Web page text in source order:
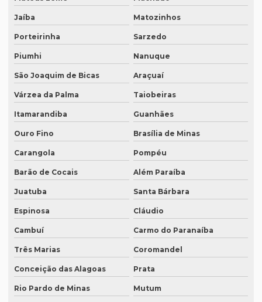
Empresa de tradutores juramentados em fortaleza
Empresa de transcrição de audio
Empresas especializadas em tradução
Empresas que fazem tradução
Empresas que fazem tradução juramentada
Empresas que prestam serviço de tradução
Empresas de tradução de artigos científicos em inglês
Empresas de tradução em curitiba
Empresas de tradução online
Empresas de tradução porto alegre
Empresas de transcrição
Empresas de transcrição de áudio para -texto
Equipamento para tradução simultanea
Jaíba Matozinhos
Porteirinha Sarzedo
Piumhi Nanuque
São Joaquim de Bicas Araçuaí
Várzea da Palma Taiobeiras
Itamarandiba Guanhães
Ouro Fino Brasília de Minas
Carangola Pompéu
Barão de Cocais Além Paraíba
Juatuba Santa Bárbara
Espinosa Cláudio
Cambuí Carmo do Paranaíba
Três Marias Coromandel
Conceição das Alagoas Prata
Rio Pardo de Minas Mutum